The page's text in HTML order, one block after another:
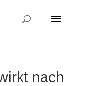
nach